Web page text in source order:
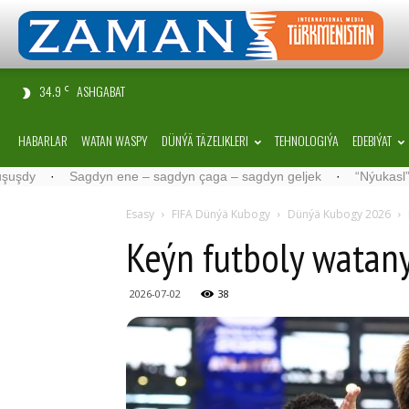
34.9 C ASHGABAT
HABARLAR WATAN WASPY DÜNÝÄ TÄZELIKLERI TEHNOLOGIÝA EDEBIÝAT
Sagdyn ene – sagdyn çaga – sagdyn geljek · “Nýukasl”
Esasy FIFA Dünýä Kubogy Dünýä Kubogy 2026
Keýn futboly
2026-07-02 38